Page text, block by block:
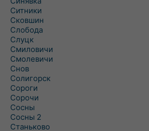
Ситники
Сковшин
Слобода
Слуцк
Смиловичи
Смолевичи
Снов
Солигорск
Сороги
Сорочи
Сосны
Сосны 2
Станьково